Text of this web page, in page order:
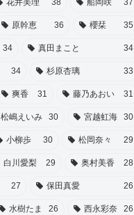
花井美理 38 船岡咲 37
原幹恵 36 櫻栞 35
34 真田まこと 34
34 杉原杏璃 33
爽香 31 藤乃あおい 31
松嶋えいみ 30 宮越虹海 30
小柳歩 30 松岡奈々 29
白川愛梨 29 奥村美香 28
27 保田真愛 26
水樹たま 26 西永彩奈 26